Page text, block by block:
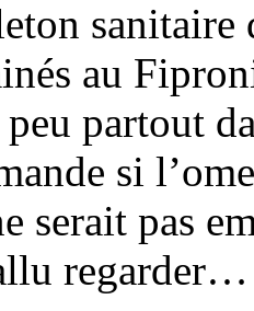
sanitaire
au
partout
si
serait pas
regarder…